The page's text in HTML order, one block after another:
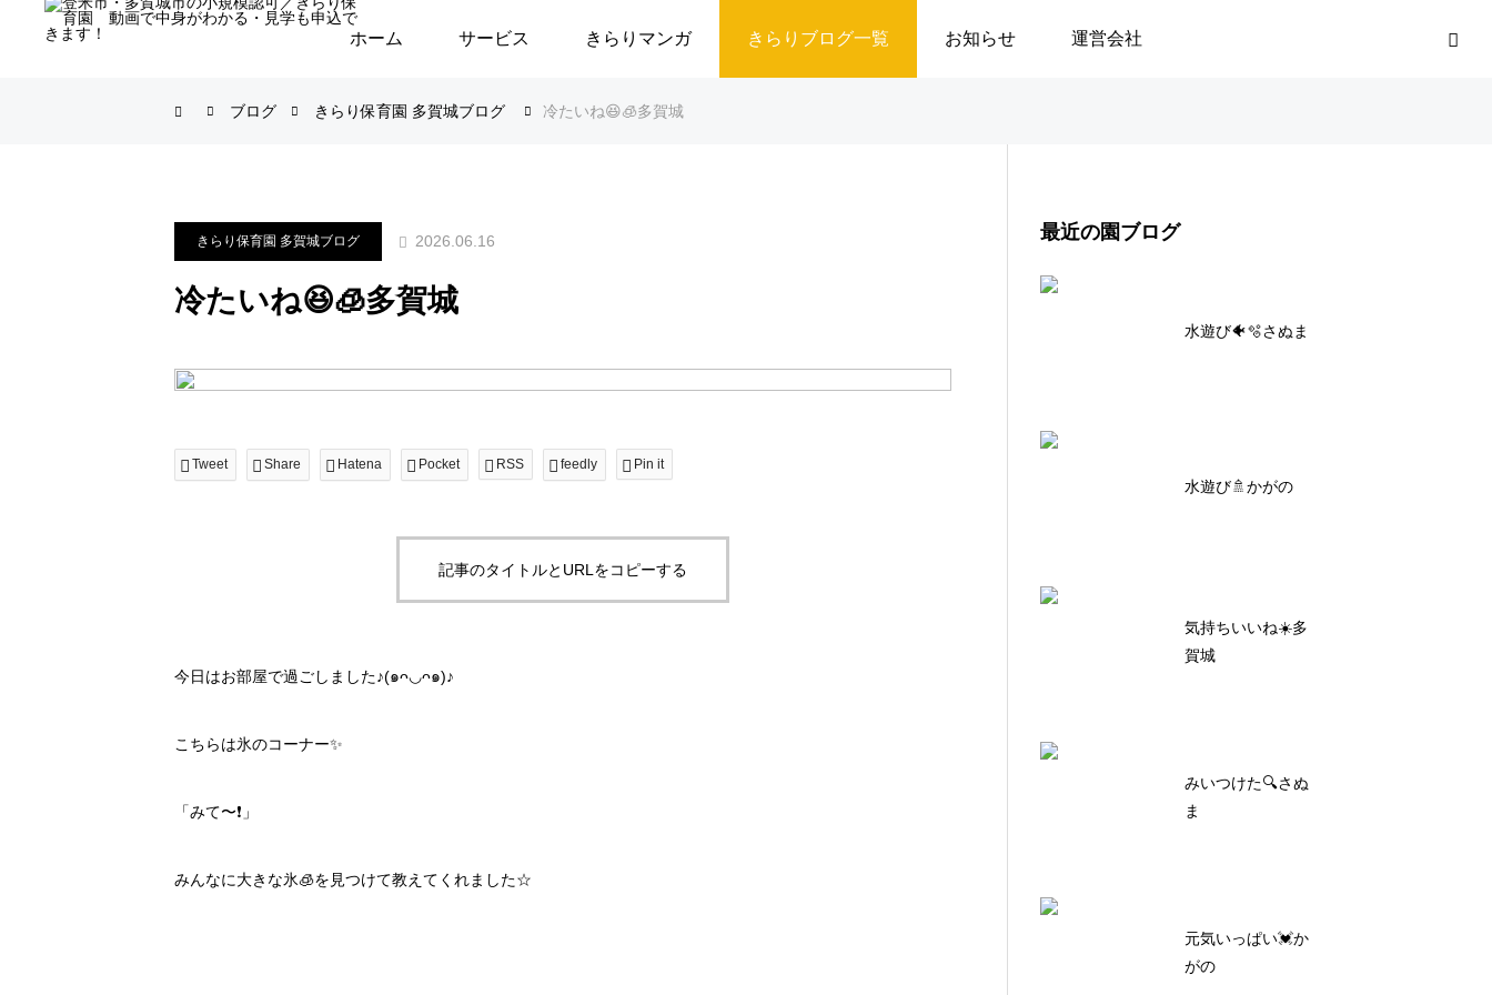
ホーム サービス きらりマンガ きらりブログ一覧 お知らせ 運営会社
ブログ きらり保育園 多賀城ブログ 冷たいね😆🧊多賀城
きらり保育園 多賀城ブログ 2026.06.16
冷たいね😆🧊多賀城
Tweet Share Hatena Pocket RSS feedly Pin it
記事のタイトルとURLをコピーする
今日はお部屋で過ごしました♪(๑ᴖ◡ᴖ๑)♪
こちらは氷のコーナー✨
「みて〜❗️」
みんなに大きな氷🧊を見つけて教えてくれました☆
最近の園ブログ
水遊び🐠🫧さぬま
水遊び🚿かがの
気持ちいいね☀️多
賀城
みいつけた🔍さぬ
ま
元気いっぱい💓か
がの